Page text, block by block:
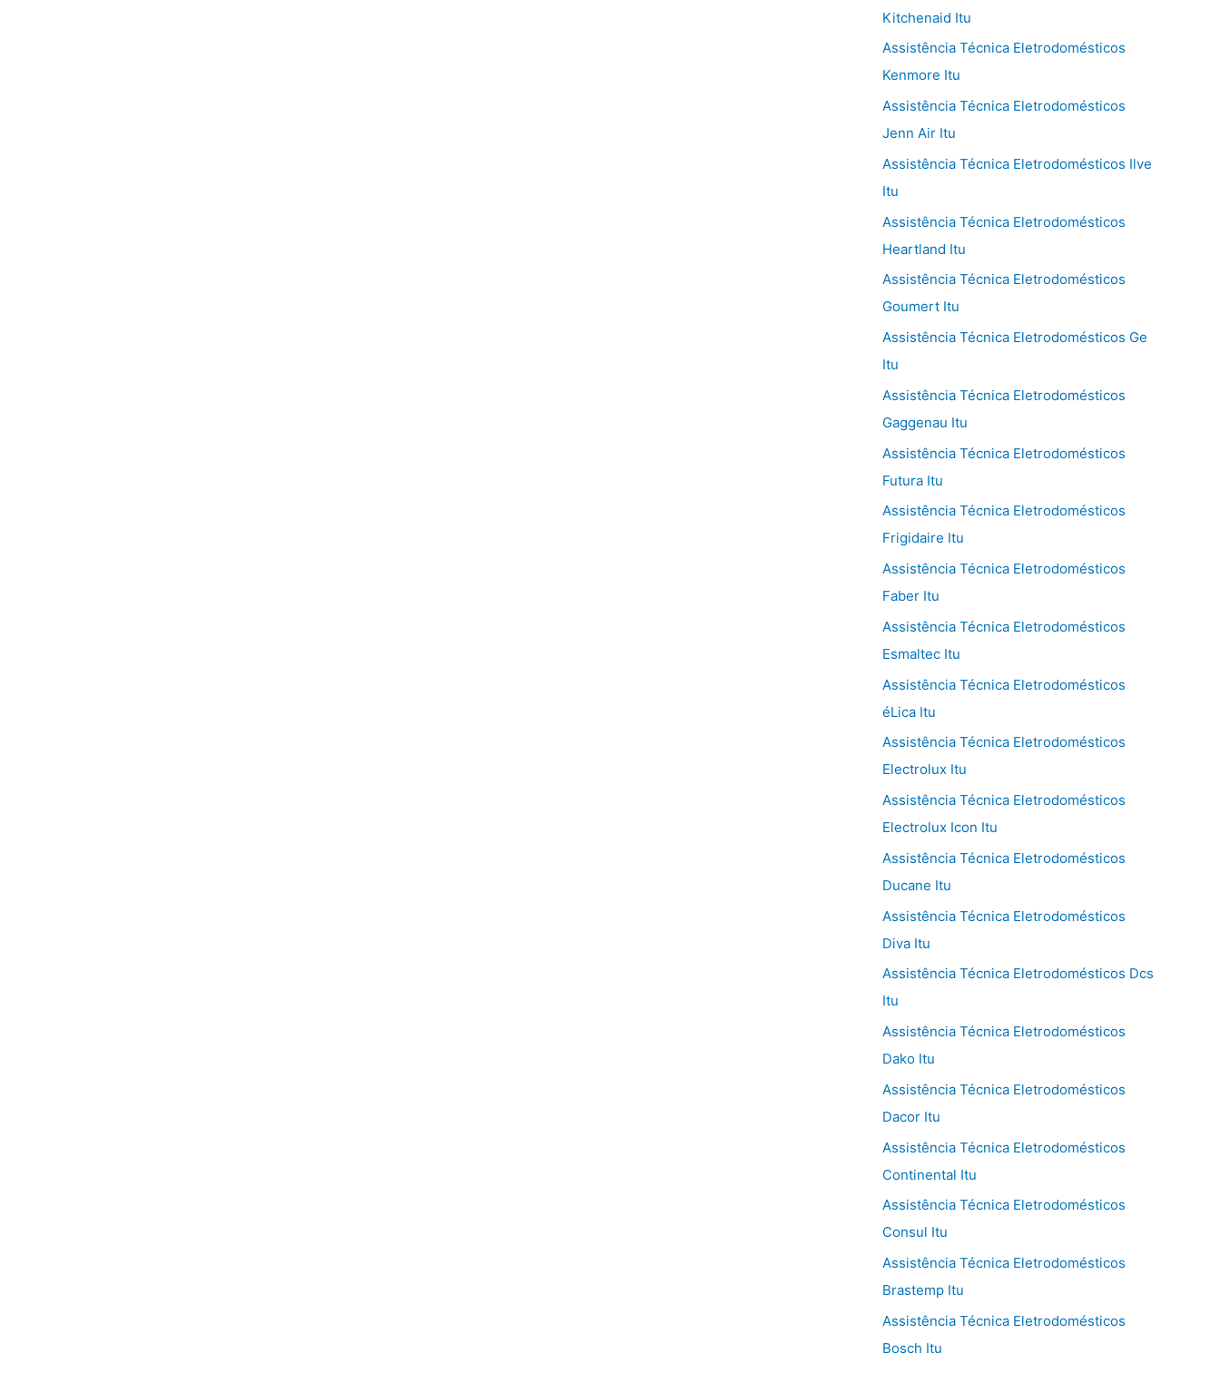
Kitchenaid Itu
Assistência Técnica Eletrodomésticos
Kenmore Itu
Assistência Técnica Eletrodomésticos
Jenn Air Itu
Assistência Técnica Eletrodomésticos Ilve
Itu
Assistência Técnica Eletrodomésticos
Heartland Itu
Assistência Técnica Eletrodomésticos
Goumert Itu
Assistência Técnica Eletrodomésticos Ge
Itu
Assistência Técnica Eletrodomésticos
Gaggenau Itu
Assistência Técnica Eletrodomésticos
Futura Itu
Assistência Técnica Eletrodomésticos
Frigidaire Itu
Assistência Técnica Eletrodomésticos
Faber Itu
Assistência Técnica Eletrodomésticos
Esmaltec Itu
Assistência Técnica Eletrodomésticos
éLica Itu
Assistência Técnica Eletrodomésticos
Electrolux Itu
Assistência Técnica Eletrodomésticos
Electrolux Icon Itu
Assistência Técnica Eletrodomésticos
Ducane Itu
Assistência Técnica Eletrodomésticos
Diva Itu
Assistência Técnica Eletrodomésticos Dcs
Itu
Assistência Técnica Eletrodomésticos
Dako Itu
Assistência Técnica Eletrodomésticos
Dacor Itu
Assistência Técnica Eletrodomésticos
Continental Itu
Assistência Técnica Eletrodomésticos
Consul Itu
Assistência Técnica Eletrodomésticos
Brastemp Itu
Assistência Técnica Eletrodomésticos
Bosch Itu